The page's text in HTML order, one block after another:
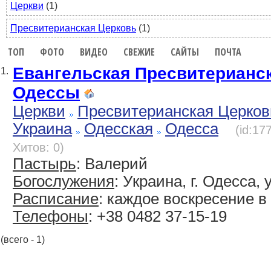
Церкви (1)
Пресвитерианская Церковь (1)
ТОП ФОТО ВИДЕО СВЕЖИЕ САЙТЫ ПОЧТА
1. Евангельская
Одессы
Церкви
Пресвитерианская
Украина
Одесская Одесса
Хитов: 0)
Пастырь: Валерий
Богослужения: Украина, г. Одесса,
Расписание: каждое воскресение в
Телефоны: +38 0482 37-15-19
(всего - 1)